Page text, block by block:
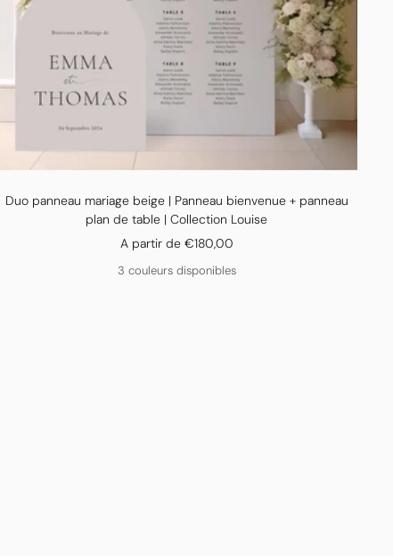
Duo panneau mariage beige | Panneau bienvenue + panneau
plan de table | Collection Louise
Prix
de
A partir de €180,00
3 couleurs disponibles